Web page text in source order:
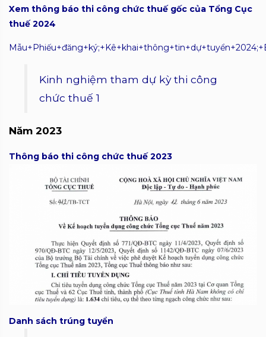
Xem thông báo thi công chức thuế gốc của Tổng Cục
thuế 2024
Kinh nghiệm tham dự kỳ thi công
chức thuế 1
Năm 2023
Thông báo thi công chức thuế 2023
Danh sách trúng tuyển